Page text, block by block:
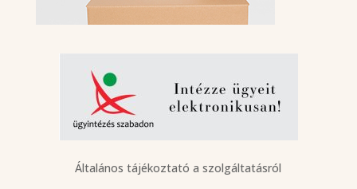
Általános tájékoztató a szolgáltatásról